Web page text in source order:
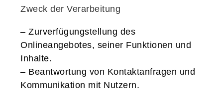
Zweck der Verarbeitung
– Zurverfügungstellung des
Onlineangebotes, seiner Funktionen und
Inhalte.
– Beantwortung von Kontaktanfragen und
Kommunikation mit Nutzern.